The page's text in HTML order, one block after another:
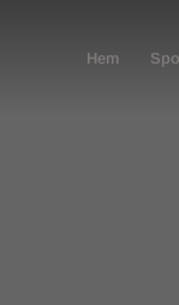
Hem